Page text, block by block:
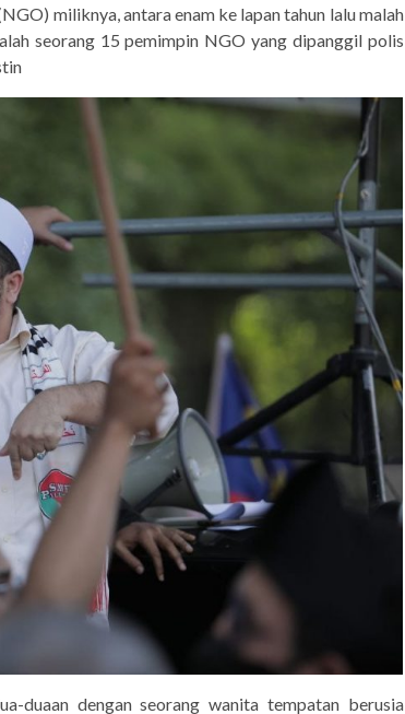
miliknya, antara enam ke lapan tahun lalu malah
seorang 15 pemimpin NGO yang dipanggil polis
duaan dengan seorang wanita tempatan berusia